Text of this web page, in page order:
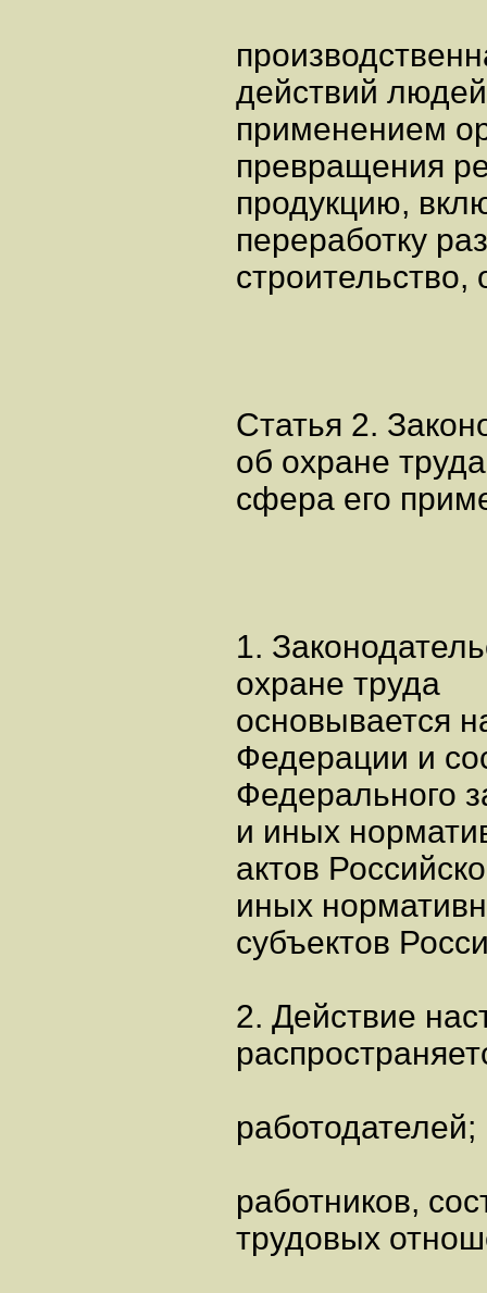
действий
применением
превращения
продукцию,
переработку
строительство,
Статья 2.
об охране
сфера его
1.
охране труда
основывается
Федерации и
Федерального
и иных
актов
иных
субъектов
2. Действие
работодателей;
работников,
трудовых